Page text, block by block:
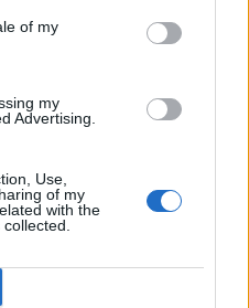
of my
my
Advertising.
Use,
of my
with the
mācību rezultātiem.
bez
– kopienā” plānots
un grupu
mācību
atstumtības risku.
centralizēto